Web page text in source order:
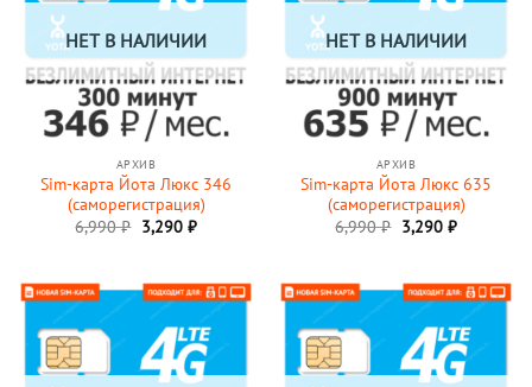
НЕТ В НАЛИЧИИ
АРХИВ
Sim-карта Йота Люкс 346
(саморегистрация)
6,990₽ Первоначальная
цена
3,290 ₽Текущая
НЕТ В НАЛИЧИИ
АРХИВ
Sim-карта Йота Люкс 635
(саморегистрация)
6,990₽ Первоначальная
цена
3,290 ₽Текущая